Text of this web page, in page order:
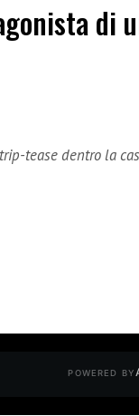
di
tease dentro la
POWERED BY